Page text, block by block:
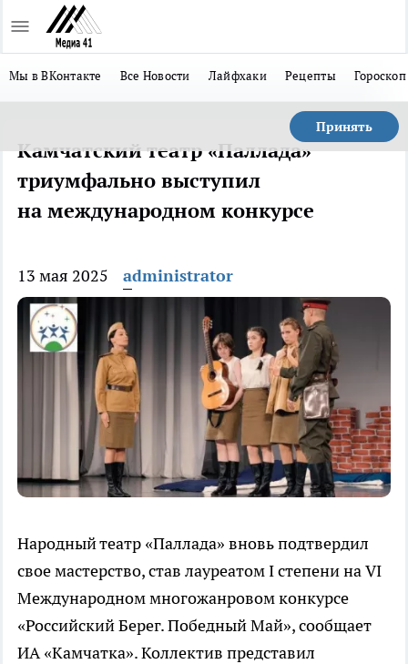
Мы в ВКонтакте Все Новости Лайфхаки Рецепты Гороскоп
Принять
Камчатский театр «Паллада»
триумфально выступил
на международном конкурсе
13 мая 2025 administrator
Народный театр «Паллада» вновь подтвердил
свое мастерство, став лауреатом I степени на VI
Международном многожанровом конкурсе
«Российский Берег. Победный Май», сообщает
ИА «Камчатка». Коллектив представил